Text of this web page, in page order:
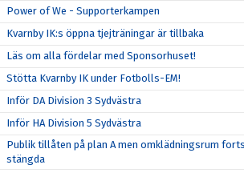
Power of We - Supporterkampen
Kvarnby IK:s öppna tjejträningar är tillbaka
Läs om alla fördelar med Sponsorhuset!
Stötta Kvarnby IK under Fotbolls-EM!
Inför DA Division 3 Sydvästra
Inför HA Division 5 Sydvästra
Publik tillåten på plan A men omklädningsrum
stängda